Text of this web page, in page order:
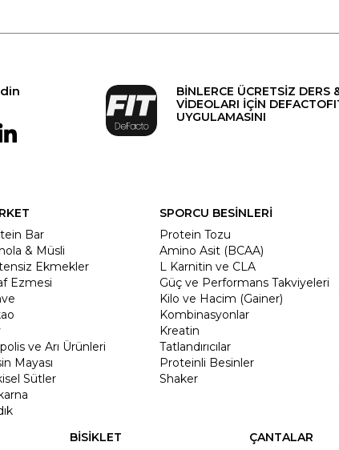
BİNLERCE ÜCRETSİZ DERS
VİDEOLARI İÇİN
UYGULAMASINI
Bar
& Müsli
Ekmekler
Ezmesi
ve Arı Ürünleri
Mayası
Sütler
SPORCU BESİNLERİ
Protein Tozu
Amino Asit (BCAA)
L Karnitin ve CLA
Güç ve Performans Takviyeleri
Kilo ve Hacim (Gainer)
Kombinasyonlar
Kreatin
Tatlandırıcılar
Proteinli Besinler
Shaker
BİSİKLET
ÇANTALAR